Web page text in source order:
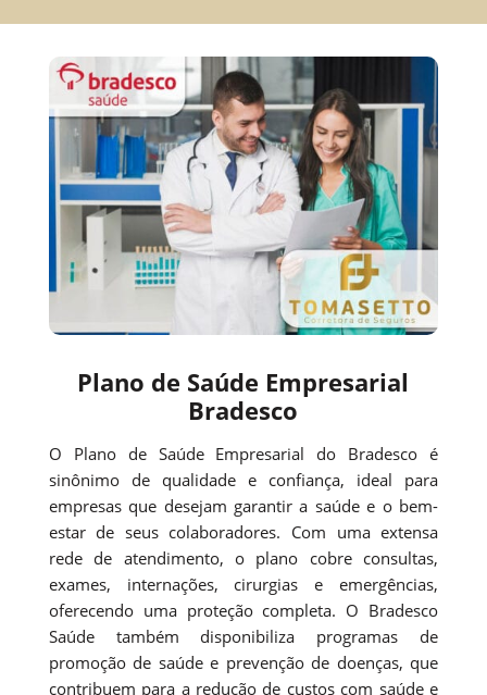
Plano de Saúde Empresarial
Bradesco
O Plano de Saúde Empresarial do Bradesco é
sinônimo de qualidade e confiança, ideal para
empresas que desejam garantir a saúde e o bem-
estar de seus colaboradores. Com uma extensa
rede de atendimento, o plano cobre consultas,
exames, internações, cirurgias e emergências,
oferecendo uma proteção completa. O Bradesco
Saúde também disponibiliza programas de
promoção de saúde e prevenção de doenças, que
contribuem para a redução de custos com saúde e